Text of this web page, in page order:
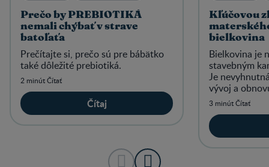
Prečo by PREBIOTIKÁ
nemali chýbať v strave
batoľaťa
Prečítajte si, prečo sú pre bábätko
také dôležité prebiotiká.
2 minút Čítať
Čítaj
Kľúčovou
bielkovina
Bielkovina je
stavebným
Je
vývoj a
Preskúmajte
3 minút Čítať